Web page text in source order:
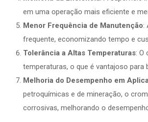
em uma operação mais eficiente e
Menor Frequência de Manutenção:
frequente, economizando tempo e
Tolerância a Altas Temperaturas: O
temperaturas, o que é vantajoso
Melhoria do Desempenho em
petroquímicas e de mineração, o
corrosivas, melhorando o